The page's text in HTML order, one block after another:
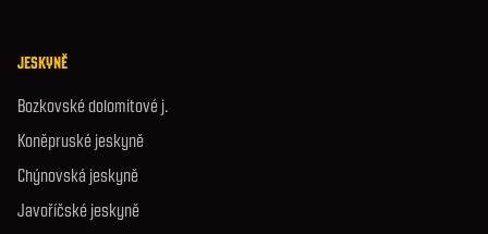
JESKYNĚ
Bozkovské dolomitové j.
Koněpruské jeskyně
Chýnovská jeskyně
Javoříčské jeskyně